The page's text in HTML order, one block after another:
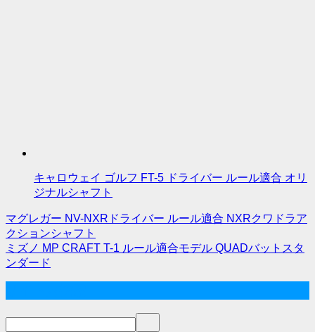
キャロウェイ ゴルフ FT-5 ドライバー ルール適合 オリ
ジナルシャフト
投
稿
ナ
ビ
ゲ
マグレガー NV-NXRドライバー ルール適合 NXRクワドラア
クションシャフト
ミズノ MP CRAFT T-1 ルール適合モデル QUADバットスタ
ンダード